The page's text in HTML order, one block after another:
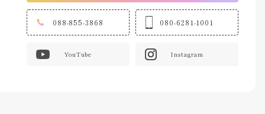
088-855-3868 080-6281-1001
YouTube Instagram